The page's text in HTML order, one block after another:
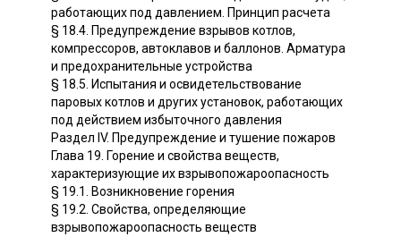
работающих под давлением. Принцип расчета
§ 18.4. Предупреждение взрывов котлов,
компрессоров, автоклавов и баллонов. Арматура
и предохранительные устройства
§ 18.5. Испытания и освидетельствование
паровых котлов и других установок, работающих
под действием избыточного давления
Раздел IV. Предупреждение и тушение пожаров
Глава 19. Горение и свойства веществ,
характеризующие их взрывопожароопасность
§ 19.1. Возникновение горения
§ 19.2. Свойства, определяющие
взрывопожароопасность веществ